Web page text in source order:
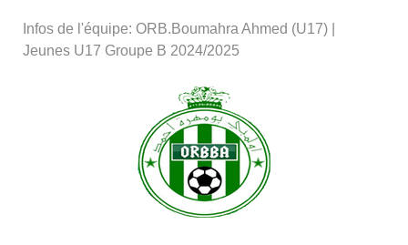
Infos de l'équipe: ORB.Boumahra Ahmed (U17) |
Jeunes U17 Groupe B 2024/2025